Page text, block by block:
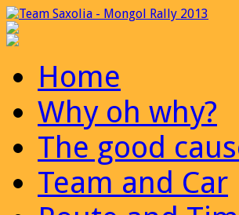
Home
Why oh why?
The good
Team and Car